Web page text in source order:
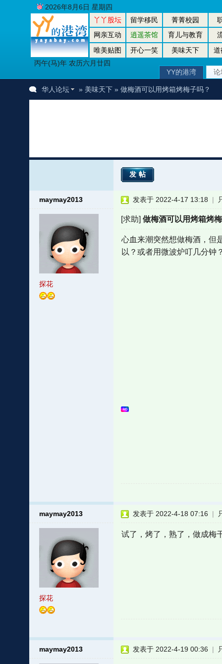
丫丫股坛 留学移民 菁菁校园
网亲互动
逍遥茶馆 育儿与教育
唯美贴图
开心一笑 美味天下
道
丙午(马)年 农历六月廿四
2026年8月6日 星期四
YY的港湾 论
华人论坛 » 美味天下» 做梅酒可以用烤箱烤梅子吗？
发帖
maymay2013
探花
发表于 2022-4-17 13:18 |
[求助]做梅酒可以用烤箱烤
心血来潮突然想做梅酒，但
以？或者用微波炉叮几分钟
maymay2013
探花
发表于 2022-4-18 07:16 |
试了，烤了，熟了，做成梅
maymay2013 发表于 2022-4-19 00:36 |